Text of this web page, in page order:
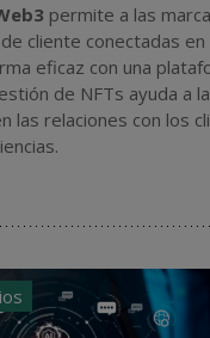
permite a las
cliente conectadas
eficaz con una
de NFTs ayuda a
las relaciones con los